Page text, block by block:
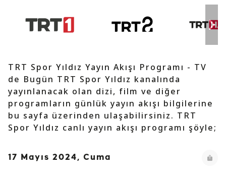
TRT Spor Yıldız Yayın Akışı Programı - TV
de Bugün TRT Spor Yıldız kanalında
yayınlanacak olan dizi, film ve diğer
programların günlük yayın akışı bilgilerine
bu sayfa üzerinden ulaşabilirsiniz. TRT
Spor Yıldız canlı yayın akışı programı şöyle;
17 Mayıs 2024, Cuma